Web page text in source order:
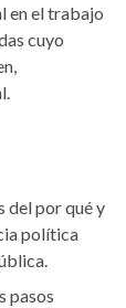
en el trabajo
cuyo
del por qué y
política
pasos